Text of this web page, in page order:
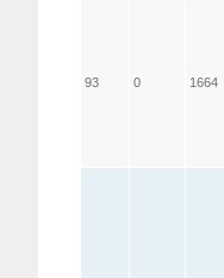
93 0 1664